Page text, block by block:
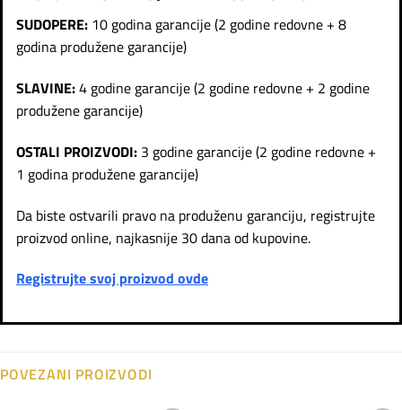
SUDOPERE: 10 godina garancije (2 godine redovne + 8
godina produžene garancije)
SLAVINE:4 godine garancije (2 godine redovne + 2 godine
produžene garancije)
OSTALI PROIZVODI: 3 godine garancije (2 godine redovne +
1 godina produžene garancije)
Da biste ostvarili pravo na produženu garanciju, registrujte
proizvod online, najkasnije 30 dana od kupovine.
Registrujte svoj proizvod ovde
POVEZANI PROIZVODI